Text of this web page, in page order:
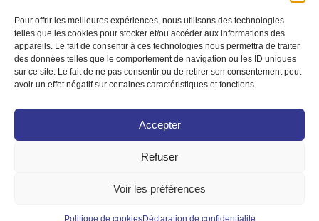
Pour offrir les meilleures expériences, nous utilisons des technologies
telles que les cookies pour stocker et/ou accéder aux informations des
appareils. Le fait de consentir à ces technologies nous permettra de traiter
des données telles que le comportement de navigation ou les ID uniques
sur ce site. Le fait de ne pas consentir ou de retirer son consentement peut
avoir un effet négatif sur certaines caractéristiques et fonctions.
Accepter
Refuser
Voir les préférences
Politique de cookiesDéclaration de confidentialité
© Tous droits réservés L'Isle aux desserts
Créé par Mad Monkeys